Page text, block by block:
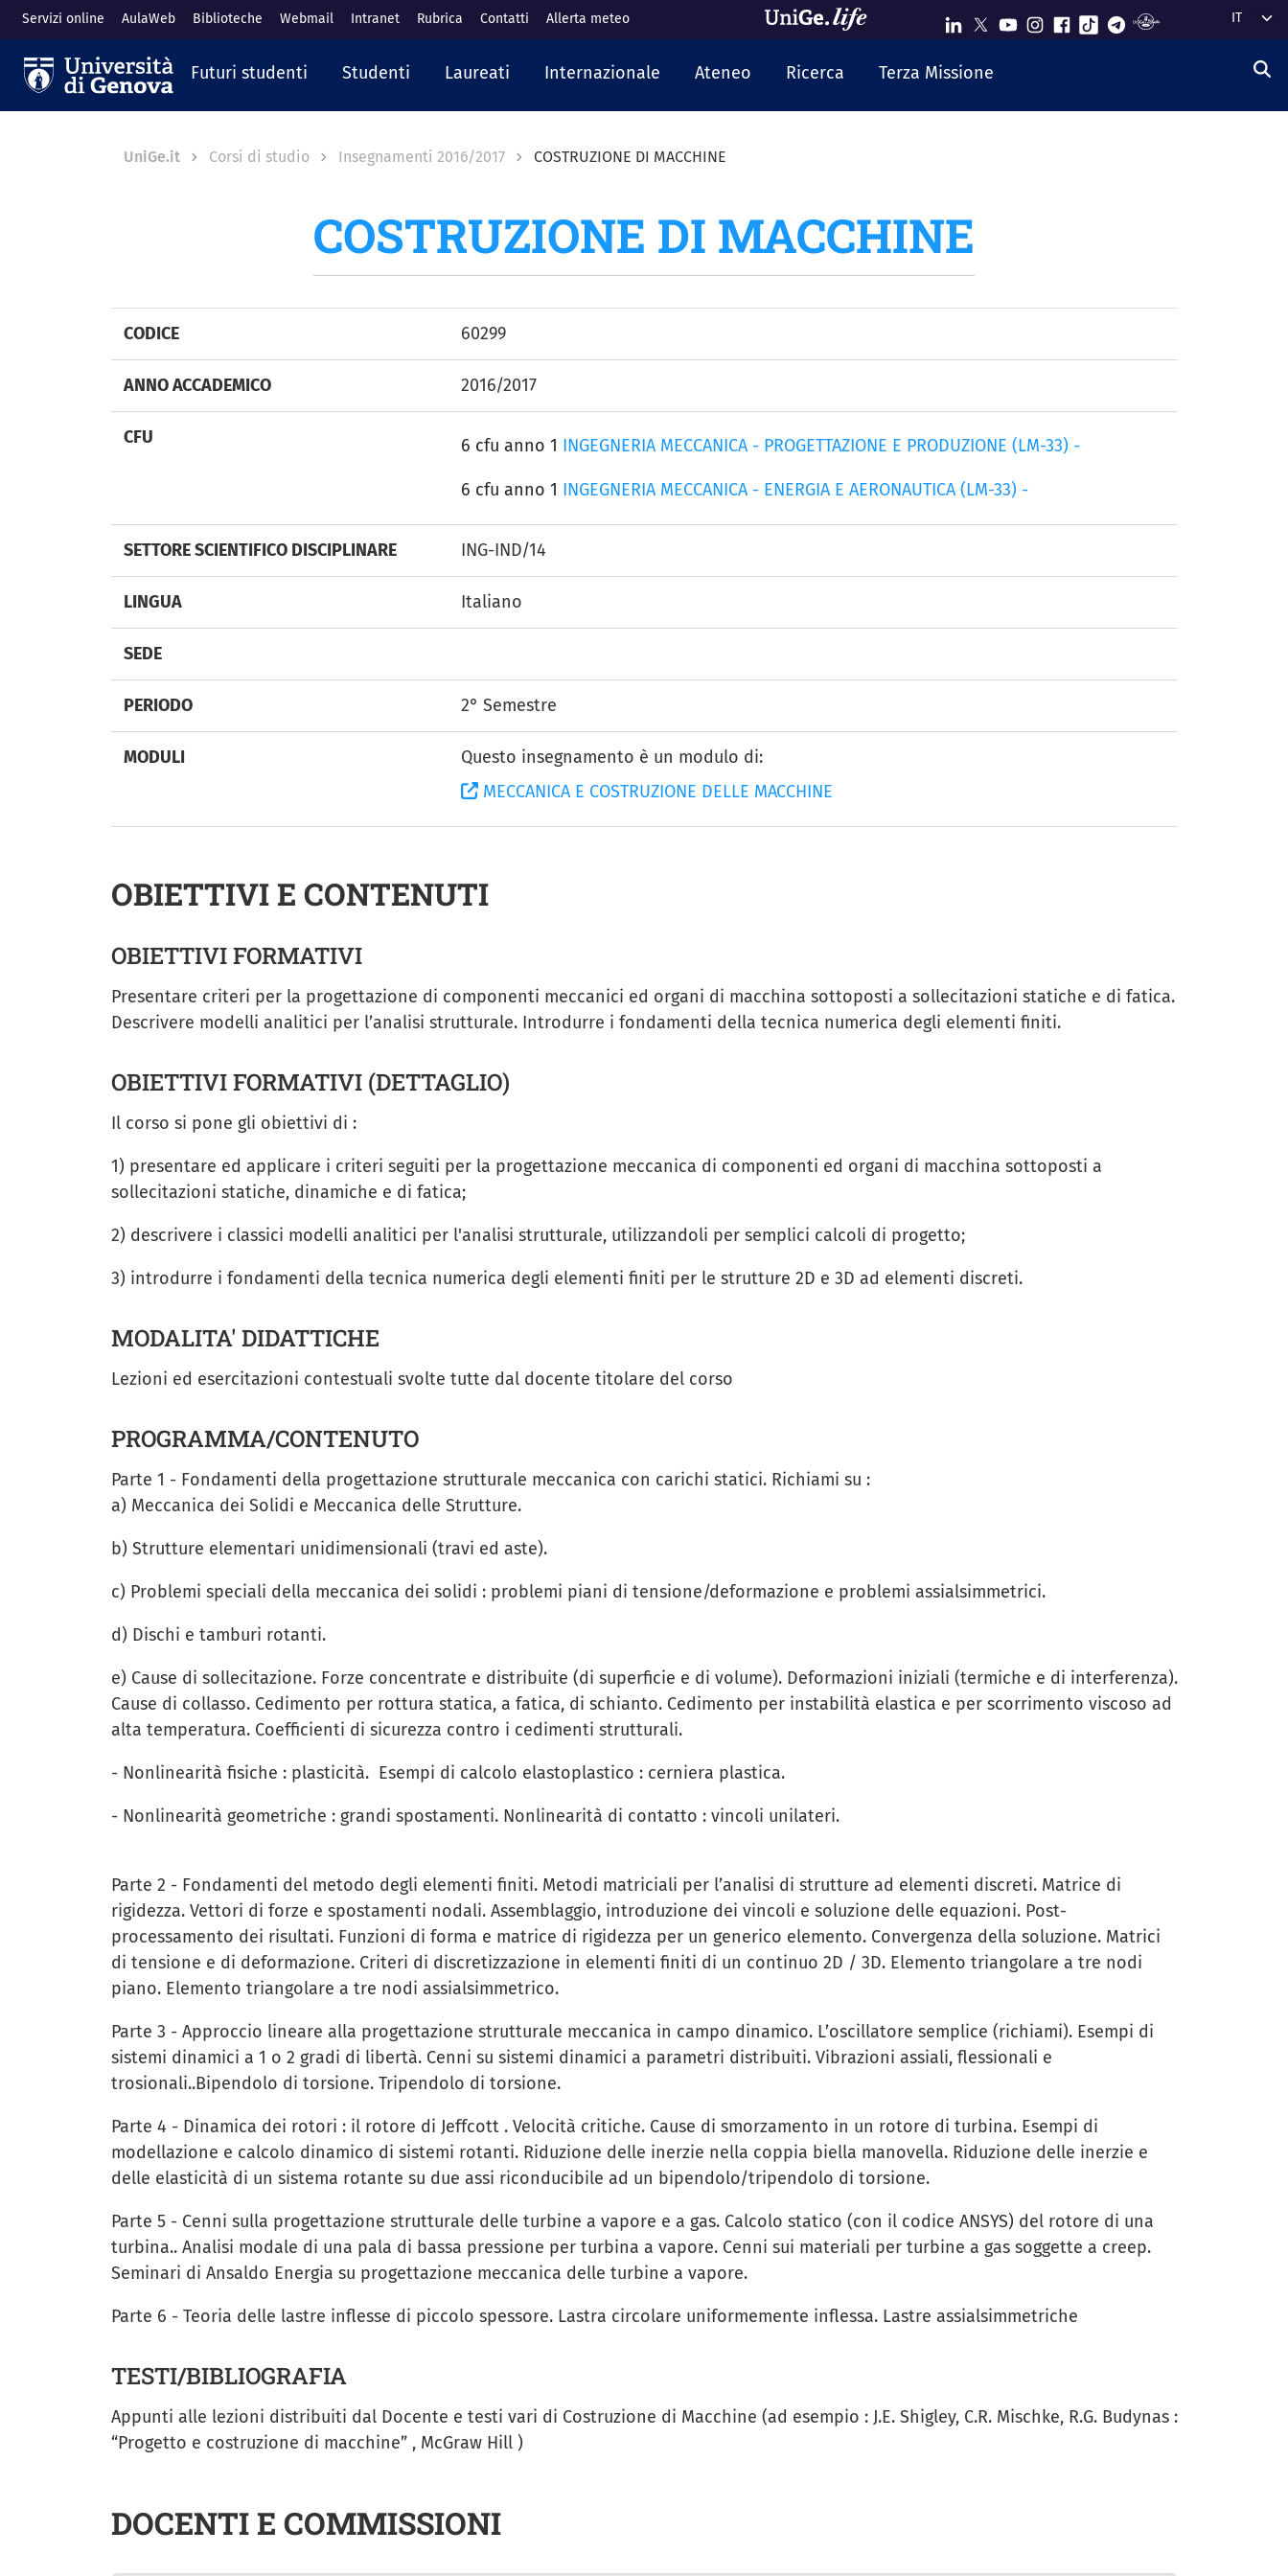
al contenuto principale
Servizi online AulaWeb Biblioteche Webmail Intranet Rubrica Contatti Allerta meteo Select
Navigazione principale
Futuri studenti Studenti Laureati Internazionale Ateneo Ricerca Terza Missione
Breadcrumb
UniGe.it Corsi di studio Insegnamenti 2016/2017 COSTRUZIONE DI MACCHINE
COSTRUZIONE DI MACCHINE
CODICE 60299
ANNO ACCADEMICO 2016/2017
CFU 6 cfu anno 1 INGEGNERIA MECCANICA - PROGETTAZIONE E PRODUZIONE (LM-33) -
6 cfu anno 1 INGEGNERIA MECCANICA - ENERGIA E AERONAUTICA (LM-33) -
SETTORE SCIENTIFICO DISCIPLINARE ING-IND/14
LINGUA Italiano
SEDE
PERIODO 2° Semestre
MODULI
Questo insegnamento è un modulo di:
MECCANICA E COSTRUZIONE DELLE MACCHINE
OBIETTIVI E CONTENUTI
OBIETTIVI FORMATIVI
Presentare criteri per la progettazione di componenti meccanici ed organi di macchina sottoposti a sollecitazioni statiche e di fatica.
Descrivere modelli analitici per l’analisi strutturale. Introdurre i fondamenti della tecnica numerica degli elementi finiti.
OBIETTIVI FORMATIVI (DETTAGLIO)
Il corso si pone gli obiettivi di :
1) presentare ed applicare i criteri seguiti per la progettazione meccanica di componenti ed organi di macchina sottoposti a
sollecitazioni statiche, dinamiche e di fatica;
2) descrivere i classici modelli analitici per l'analisi strutturale, utilizzandoli per semplici calcoli di progetto;
3) introdurre i fondamenti della tecnica numerica degli elementi finiti per le strutture 2D e 3D ad elementi discreti.
MODALITA' DIDATTICHE
Lezioni ed esercitazioni contestuali svolte tutte dal docente titolare del corso
PROGRAMMA/CONTENUTO
Parte 1 - Fondamenti della progettazione strutturale meccanica con carichi statici. Richiami su :
a) Meccanica dei Solidi e Meccanica delle Strutture.
b) Strutture elementari unidimensionali (travi ed aste).
c) Problemi speciali della meccanica dei solidi : problemi piani di tensione/deformazione e problemi assialsimmetrici.
d) Dischi e tamburi rotanti.
e) Cause di sollecitazione. Forze concentrate e distribuite (di superficie e di volume). Deformazioni iniziali (termiche e di interferenza).
Cause di collasso. Cedimento per rottura statica, a fatica, di schianto. Cedimento per instabilità elastica e per scorrimento viscoso ad
alta temperatura. Coefficienti di sicurezza contro i cedimenti strutturali.
- Nonlinearità fisiche : plasticità. Esempi di calcolo elastoplastico : cerniera plastica.
- Nonlinearità geometriche : grandi spostamenti. Nonlinearità di contatto : vincoli unilateri.
Parte 2 - Fondamenti del metodo degli elementi finiti. Metodi matriciali per l’analisi di strutture ad elementi discreti. Matrice di
rigidezza. Vettori di forze e spostamenti nodali. Assemblaggio, introduzione dei vincoli e soluzione delle equazioni. Post-
processamento dei risultati. Funzioni di forma e matrice di rigidezza per un generico elemento. Convergenza della soluzione. Matrici
di tensione e di deformazione. Criteri di discretizzazione in elementi finiti di un continuo 2D / 3D. Elemento triangolare a tre nodi
piano. Elemento triangolare a tre nodi assialsimmetrico.
Parte 3 - Approccio lineare alla progettazione strutturale meccanica in campo dinamico. L’oscillatore semplice (richiami). Esempi di
sistemi dinamici a 1 o 2 gradi di libertà. Cenni su sistemi dinamici a parametri distribuiti. Vibrazioni assiali, flessionali e
trosionali..Bipendolo di torsione. Tripendolo di torsione.
Parte 4 - Dinamica dei rotori : il rotore di Jeffcott . Velocità critiche. Cause di smorzamento in un rotore di turbina. Esempi di
modellazione e calcolo dinamico di sistemi rotanti. Riduzione delle inerzie nella coppia biella manovella. Riduzione delle inerzie e
delle elasticità di un sistema rotante su due assi riconducibile ad un bipendolo/tripendolo di torsione.
Parte 5 - Cenni sulla progettazione strutturale delle turbine a vapore e a gas. Calcolo statico (con il codice ANSYS) del rotore di una
turbina.. Analisi modale di una pala di bassa pressione per turbina a vapore. Cenni sui materiali per turbine a gas soggette a creep.
Seminari di Ansaldo Energia su progettazione meccanica delle turbine a vapore.
Parte 6 - Teoria delle lastre inflesse di piccolo spessore. Lastra circolare uniformemente inflessa. Lastre assialsimmetriche
TESTI/BIBLIOGRAFIA
Appunti alle lezioni distribuiti dal Docente e testi vari di Costruzione di Macchine (ad esempio : J.E. Shigley, C.R. Mischke, R.G. Budynas :
“Progetto e costruzione di macchine” , McGraw Hill )
DOCENTI E COMMISSIONI